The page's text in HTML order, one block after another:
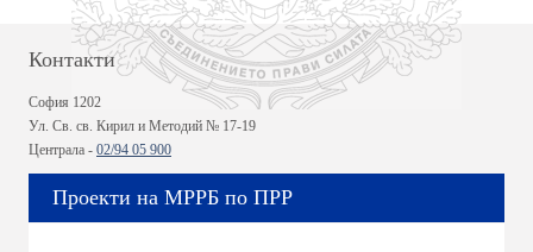
Контакти
София 1202
Ул. Св. св. Кирил и Методий № 17-19
Централа - 02/94 05 900
Проекти на МРРБ по ПРР